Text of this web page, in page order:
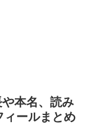
本名、読み
ィールまとめ